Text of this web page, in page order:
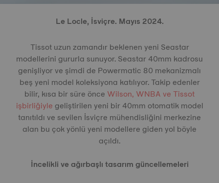
Le Locle, İsviçre. Mayıs 2024.
Tissot uzun zamandır beklenen yeni Seastar
modellerini gururla sunuyor. Seastar 40mm kadrosu
genişliyor ve şimdi de Powermatic 80 mekanizmalı
beş yeni model koleksiyona katılıyor. Takip edenler
bilir, kısa bir süre önce Wilson, WNBA ve Tissot
işbirliğiyle geliştirilen yeni bir 40mm otomatik model
tanıtıldı ve sevilen İsviçre mühendisliğini merkezine
alan bu çok yönlü yeni modellere giden yol böyle
açıldı.
İncelikli ve ağırbaşlı tasarım güncellemeleri